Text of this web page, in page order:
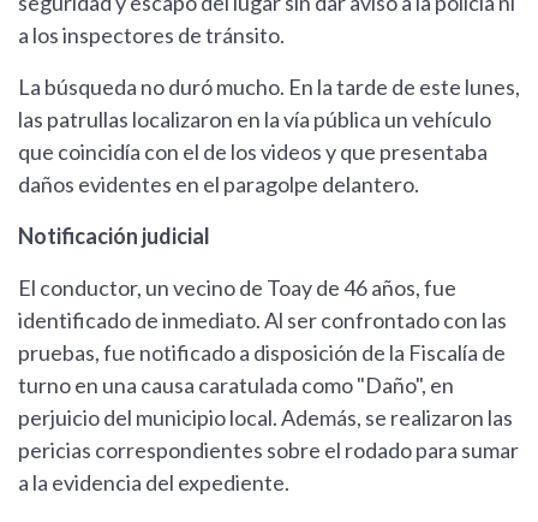
a los inspectores de tránsito.
La búsqueda no duró mucho. En la tarde de este lunes,
las patrullas localizaron en la vía pública un vehículo
que coincidía con el de los videos y que presentaba
daños evidentes en el paragolpe delantero.
Notificación judicial
El conductor, un vecino de Toay de 46 años, fue
identificado de inmediato. Al ser confrontado con las
pruebas, fue notificado a disposición de la Fiscalía de
turno en una causa caratulada como "Daño", en
perjuicio del municipio local. Además, se realizaron las
pericias correspondientes sobre el rodado para sumar
a la evidencia del expediente.